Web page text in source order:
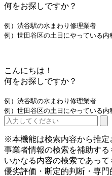
何をお探しですか？
例）渋谷駅の水まわり修理業者
例）世田谷区の土日にやっている内
こんにちは！
何をお探しですか？
例）渋谷駅の水まわり修理業者
例）世田谷区の土日にやっている内
※本機能は検索内容から推定
事業者情報の検索を補助する
いかなる内容の検索であっ
優劣評価・断定的判断・専門